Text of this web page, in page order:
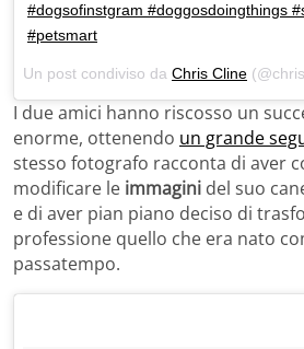
#dogsofinstgram #doggosdoingthings
#petsmart
Un post condiviso da Chris Cline
I due amici hanno riscosso un
enorme, ottenendo un grande
stesso fotografo racconta di aver
modificare le immagini del suo
e di aver pian piano deciso di
professione quello che era nato
passatempo.